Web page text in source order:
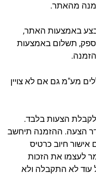
מהאתר.
באמצעות האתר,
תשלום באמצעות
מע"מ גם אם לא צויין
לקבלת הצעות בלבד.
הצעה. ההזמנה תיחשב
חיוב כרטיס
לעצמו את הזכות
עוד לא התקבלה ולא